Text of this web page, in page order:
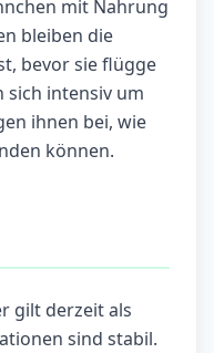
mit Nahrung
bleiben die
bevor sie flügge
sich intensiv um
ihnen bei, wie
können.
gilt derzeit als
sind stabil.